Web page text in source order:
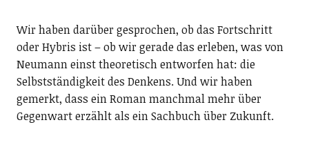
Wir haben darüber gesprochen, ob das Fortschritt
oder Hybris ist – ob wir gerade das erleben, was von
Neumann einst theoretisch entworfen hat: die
Selbstständigkeit des Denkens. Und wir haben
gemerkt, dass ein Roman manchmal mehr über
Gegenwart erzählt als ein Sachbuch über Zukunft.